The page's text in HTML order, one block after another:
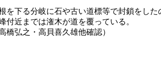
を下る分岐に石や古い道標等で封鎖をし
付近までは潅木が道を覆っている。
橋弘之・高貝喜久雄他確認）